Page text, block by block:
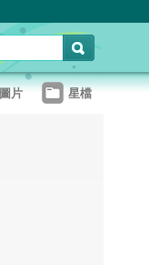
圖片 星檔